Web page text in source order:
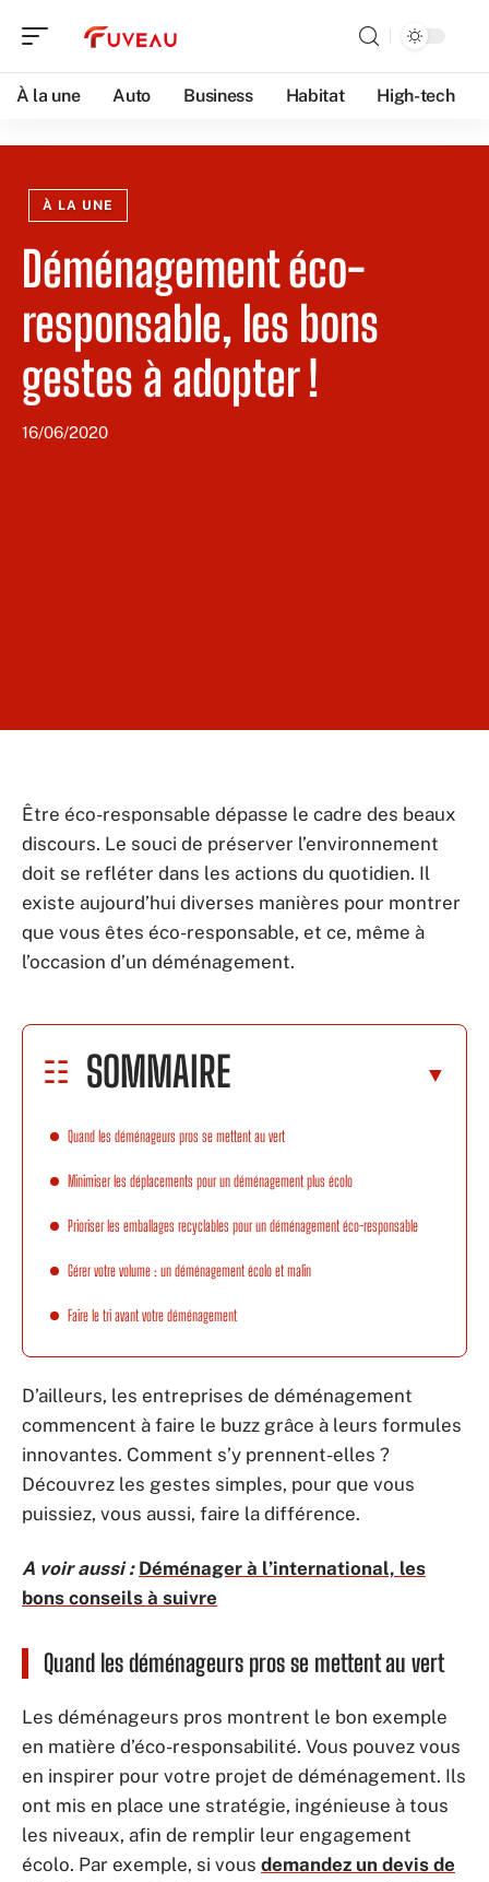
À la une Auto Business Habitat High-tech
À LA UNE
Déménagement éco-
responsable, les bons
gestes à adopter !
16/06/2020
Être éco-responsable dépasse le cadre des beaux
discours. Le souci de préserver l’environnement
doit se refléter dans les actions du quotidien. Il
existe aujourd’hui diverses manières pour montrer
que vous êtes éco-responsable, et ce, même à
l’occasion d’un déménagement.
SOMMAIRE
Quand les déménageurs pros se mettent au vert
Minimiser les déplacements pour un déménagement plus écolo
Prioriser les emballages recyclables pour un déménagement éco-responsable
Gérer votre volume : un déménagement écolo et malin
Faire le tri avant votre déménagement
D’ailleurs, les entreprises de déménagement
commencent à faire le buzz grâce à leurs formules
innovantes. Comment s’y prennent-elles ?
Découvrez les gestes simples, pour que vous
puissiez, vous aussi, faire la différence.
A voir aussi : Déménager à l’international, les
bons conseils à suivre
Quand les déménageurs pros se mettent au vert
Les déménageurs pros montrent le bon exemple
en matière d’éco-responsabilité. Vous pouvez vous
en inspirer pour votre projet de déménagement. Ils
ont mis en place une stratégie, ingénieuse à tous
les niveaux, afin de remplir leur engagement
écolo. Par exemple, si vous demandez un devis de